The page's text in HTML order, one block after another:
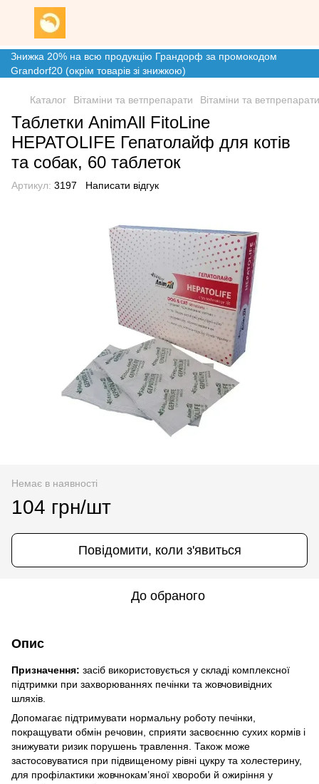
Знижка 20% на всю продукцію Грандорф за промокодом
Grandorf20 (окрім товарів зі знижкою)
Каталог Вітаміни та ветпрепарати Вітаміни та
Таблетки AnimAll FitoLine
HEPATOLIFE Гепатолайф для котів
та собак, 60 таблеток
Артикул: 3197 Написати відгук
Немає в наявності
104 грн/шт
Повідомити, коли з'явиться
До обраного
Опис
Призначення: засіб використовується у складі комплексної
підтримки при захворюваннях печінки та жовчовивідних
шляхів.
Допомагає підтримувати нормальну роботу печінки,
покращувати обмін речовин, сприяти засвоєнню сухих кормів і
знижувати ризик порушень травлення. Також може
застосовуватися при підвищеному рівні цукру та холестерину,
для профілактики жовчнокам’яної хвороби й ожиріння у